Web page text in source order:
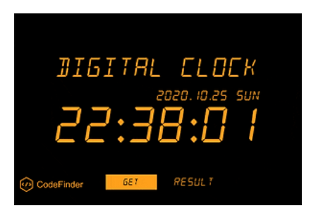
각의 시간을 표시합니다. 시침이 열심히 돌아서 한 바퀴를 돌면 분
침이 한 눈금만큼 이동해 있고 분침이 한 바퀴를 돌면 시침이 한 칸
이동해 있습니다. 시침이 한 바퀴를 돌면 반나절이 흘러가고 이렇게
2번 돌면 하루가 지나갑니다. 이런 원리로 유니티에서 쉽게 구현할
수 있습니다. 다소 디지털시계보다 UI 적으로 세팅해 줘야 될 게 ..